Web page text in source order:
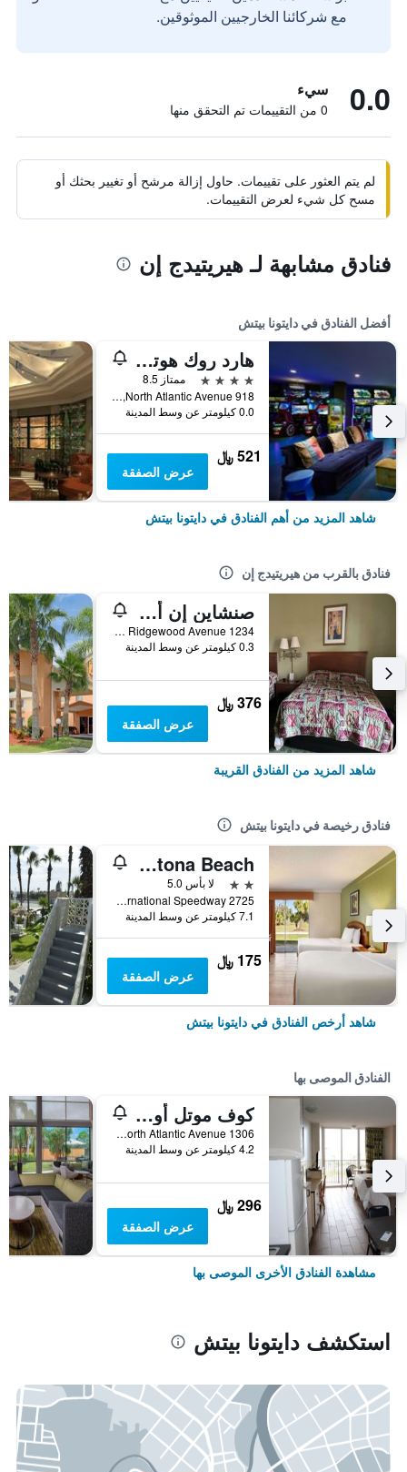
مع شركائنا الخارجيين الموثوقين.
0.0 سيء
0 من التقييمات تم التحقق منها
لم يتم العثور على تقييمات. حاول إزالة مرشح أو تغيير بحثك أو
مسح كل شيء لعرض التقييمات.
فنادق مشابهة لـ هيريتيدج إن
أفضل الفنادق في دايتونا بيتش
هارد روك هوتل دايتونا بيتش
4 نجوم
ممتاز 8.5
918 North Atlantic Avenue, دايتونا بيتش, FL, الولايات المتحدة الأميريكية
0.0 كيلومتر عن وسط المدينة
521 ﷼
عرض الصفقة
شاهد المزيد من أهم الفنادق في دايتونا بيتش
فنادق بالقرب من هيريتيدج إن
صنشاين إن أوف دايتونا بيتش
1234 South Ridgewood Avenue, دايتونا بيتش, FL, الولايات المتحدة الأميريكية
0.3 كيلومتر عن وسط المدينة
376 ﷼
عرض الصفقة
شاهد المزيد من الفنادق القريبة
فنادق رخيصة في دايتونا بيتش
Baymont by Wyndham Intl Speedway/I-95/Daytona Beach
2 نجمتين
لا بأس 5.0
2725 International Speedway, دايتونا بيتش, FL, الولايات المتحدة الأميريكية
7.1 كيلومتر عن وسط المدينة
175 ﷼
عرض الصفقة
شاهد أرخص الفنادق في دايتونا بيتش
الفنادق الموصى بها
كوف موتل أوشنفرونت
1306 North Atlantic Avenue, دايتونا بيتش, FL, الولايات المتحدة الأميريكية
4.2 كيلومتر عن وسط المدينة
296 ﷼
عرض الصفقة
مشاهدة الفنادق الأخرى الموصى بها
استكشف دايتونا بيتش